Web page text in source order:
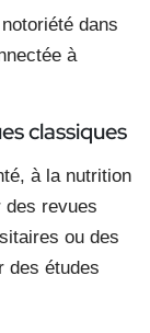
dans
à
classiques
à la nutrition
des revues
ou des
des études